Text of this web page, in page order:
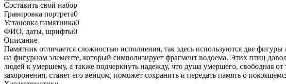
Составить свой набор
Гравировка портрета0
Установка памятника0
ФИО, даты, шрифты0
Описание
Памятник отличается сложностью исполнения, так здесь используются две
на фигурном элементе, который символизирует фрагмент водоема. Этих птиц
людей к умершему, а также подчеркнуть надежду, что душа умершего, свободная
захоронения, станет его венцом, поможет сохранить и передать память о